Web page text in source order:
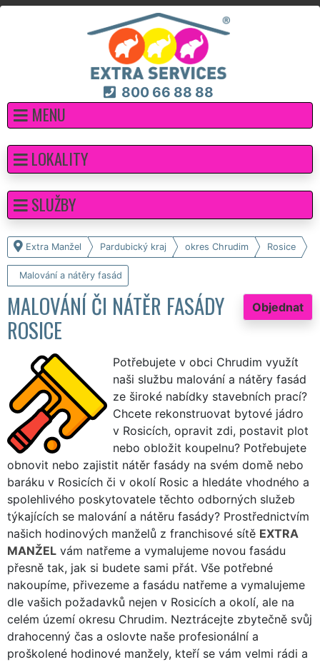
800 66 88 88
MENU
Extra Manžel Pardubický kraj okres Chrudim Rosice
Malování a nátěry fasád
Objednat
MALOVÁNÍ ČI NÁTĚR FASÁDY
ROSICE
Potřebujete v obci Chrudim využít
naši službu malování a nátěry fasád
ze široké nabídky stavebních prací?
Chcete rekonstruovat bytové jádro
v Rosicích, opravit zdi, postavit plot
nebo obložit koupelnu? Potřebujete
obnovit nebo zajistit nátěr fasády na svém domě nebo
baráku v Rosicích či v okolí Rosic a hledáte vhodného a
spolehlivého poskytovatele těchto odborných služeb
týkajících se malování a nátěru fasády? Prostřednictvím
našich hodinových manželů z franchisové sítě EXTRA
MANŽEL vám natřeme a vymalujeme novou fasádu
přesně tak, jak si budete sami přát. Vše potřebné
nakoupíme, přivezeme a fasádu natřeme a vymalujeme
dle vašich požadavků nejen v Rosicích a okolí, ale na
celém území okresu Chrudim. Neztrácejte zbytečně svůj
drahocenný čas a oslovte naše profesionální a
proškolené hodinové manžely, kteří se vám velmi rádi a
LOKALITY
SLUŽBY